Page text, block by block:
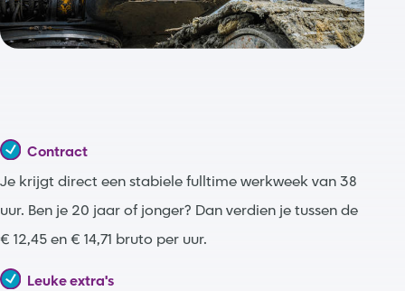
Contract
Je krijgt direct een stabiele fulltime werkweek van 38
uur. Ben je 20 jaar of jonger? Dan verdien je tussen de
€ 12,45 en € 14,71 bruto per uur.
Leuke extra's